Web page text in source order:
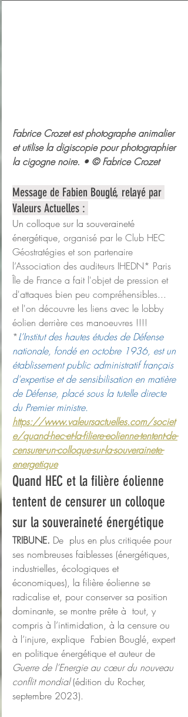
Fabrice Crozet est photographe animalier
et utilise la digiscopie pour photographier
la cigogne noire. • © Fabrice Crozet
Message de Fabien Bouglé, relayé par
Valeurs Actuelles :
Un colloque sur la souveraineté
énergétique, organisé par le Club HEC
Géostratégies et son partenaire
l’Association des auditeurs IHEDN* Paris
Île de France a fait l'objet de pression et
d'attaques bien peu compréhensibles...
et l'on découvre les liens avec le lobby
éolien derrière ces manoeuvres !!!!
*L’Institut des hautes études de Défense
nationale, fondé en octobre 1936, est un
établissement public administratif français
d'expertise et de sensibilisation en matière
de Défense, placé sous la tutelle directe
du Premier ministre.
https://www.valeursactuelles.com/societ
e/quand-hec-et-la-filiere-eolienne-tentent-de-
censurer-un-colloque-sur-la-souverainete-
energetique
Quand HEC et la filière éolienne
tentent de censurer un colloque
sur la souveraineté énergétique
TRIBUNE. De  plus en plus critiquée pour
ses nombreuses faiblesses (énergétiques,
industrielles, écologiques et
économiques), la filière éolienne se
radicalise et, pour conserver sa position
dominante, se montre prête à  tout, y
compris à l’intimidation, à la censure ou
à l’injure, explique  Fabien Bouglé, expert
en politique énergétique et auteur de
Guerre de l’Energie au cœur du nouveau
conflit mondial (édition du Rocher,
septembre 2023).